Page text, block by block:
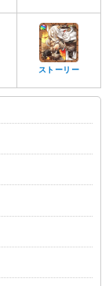
ストーリー